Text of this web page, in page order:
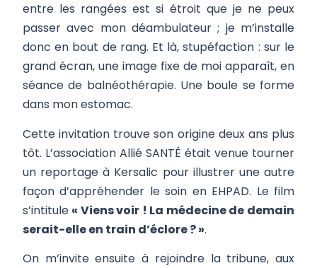
entre les rangées est si étroit que je ne peux
passer avec mon déambulateur ; je m’installe
donc en bout de rang. Et là, stupéfaction : sur le
grand écran, une image fixe de moi apparaît, en
séance de balnéothérapie. Une boule se forme
dans mon estomac.
Cette invitation trouve son origine deux ans plus
tôt. L’association Allié SANTÉ était venue tourner
un reportage à Kersalic pour illustrer une autre
façon d’appréhender le soin en EHPAD. Le film
s’intitule « Viens voir ! La médecine de demain
serait-elle en train d’éclore ? ».
On m’invite ensuite à rejoindre la tribune, aux